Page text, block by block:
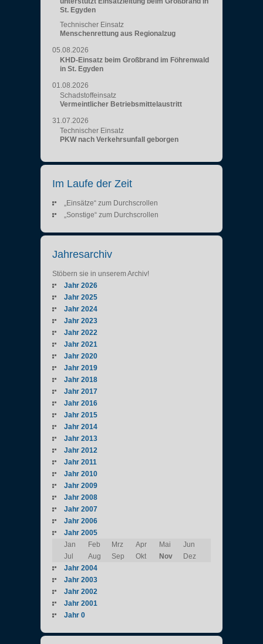
St. Egyden
Technischer Einsatz
Menschenrettung aus Regionalzug
05.08.2026
KHD-Einsatz beim Großbrand im Föhrenwald
in St. Egyden
01.08.2026
Schadstoffeinsatz
Vermeintlicher Betriebsmittelaustritt
31.07.2026
Technischer Einsatz
PKW nach Verkehrsunfall geborgen
Im Laufe der Zeit
„Einsätze“ zum Durchscrollen
„Sonstige“ zum Durchscrollen
Jahresarchiv
Stöbern sie in unserem Archiv!
Jahr 2026
Jahr 2025
Jahr 2024
Jahr 2023
Jahr 2022
Jahr 2021
Jahr 2020
Jahr 2019
Jahr 2018
Jahr 2017
Jahr 2016
Jahr 2015
Jahr 2014
Jahr 2013
Jahr 2012
Jahr 2011
Jahr 2010
Jahr 2009
Jahr 2008
Jahr 2007
Jahr 2006
Jahr 2005
Jan
Feb Mrz Apr Mai
Jun
Jul
Aug Sep Okt Nov
Dez
Jahr 2004
Jahr 2003
Jahr 2002
Jahr 2001
Jahr 0